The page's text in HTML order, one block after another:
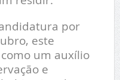
por
este
um auxílio
e